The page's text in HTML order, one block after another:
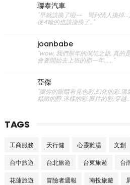
聯泰汽車
"早就該換了啦~~ 彎到情人換掉
便4輪的也該換換了.."
joanbabe
"wow, 我們那年的深坑之旅, 真的
會要開始去上班的那一年......"
亞傑
"讓你的眼睛看見色彩.幻化的彩.
精緻的醇.迷樣的彩.嚮往的彩.穿越
TAGS
工商服務 天行健 心靈雞湯 文創
台中旅遊 台北旅遊 台東旅遊 台
花蓮旅遊 冒險者週報 南投旅遊